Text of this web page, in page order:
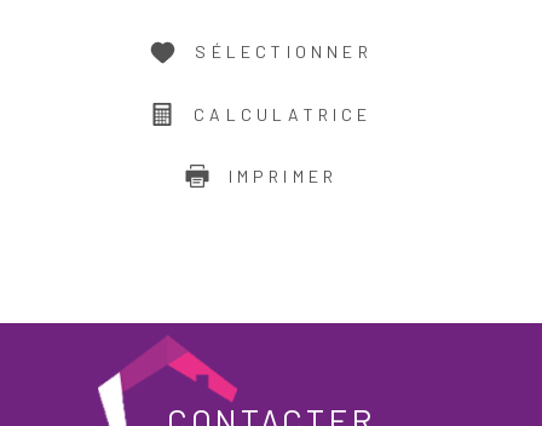
SÉLECTIONNER
CALCULATRICE
IMPRIMER